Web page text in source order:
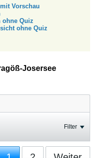
Vorschau
ohne Quiz
ohne Quiz
Josersee
Filter